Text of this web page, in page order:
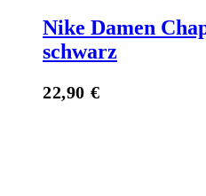
Nike Damen
schwarz
22,90 €